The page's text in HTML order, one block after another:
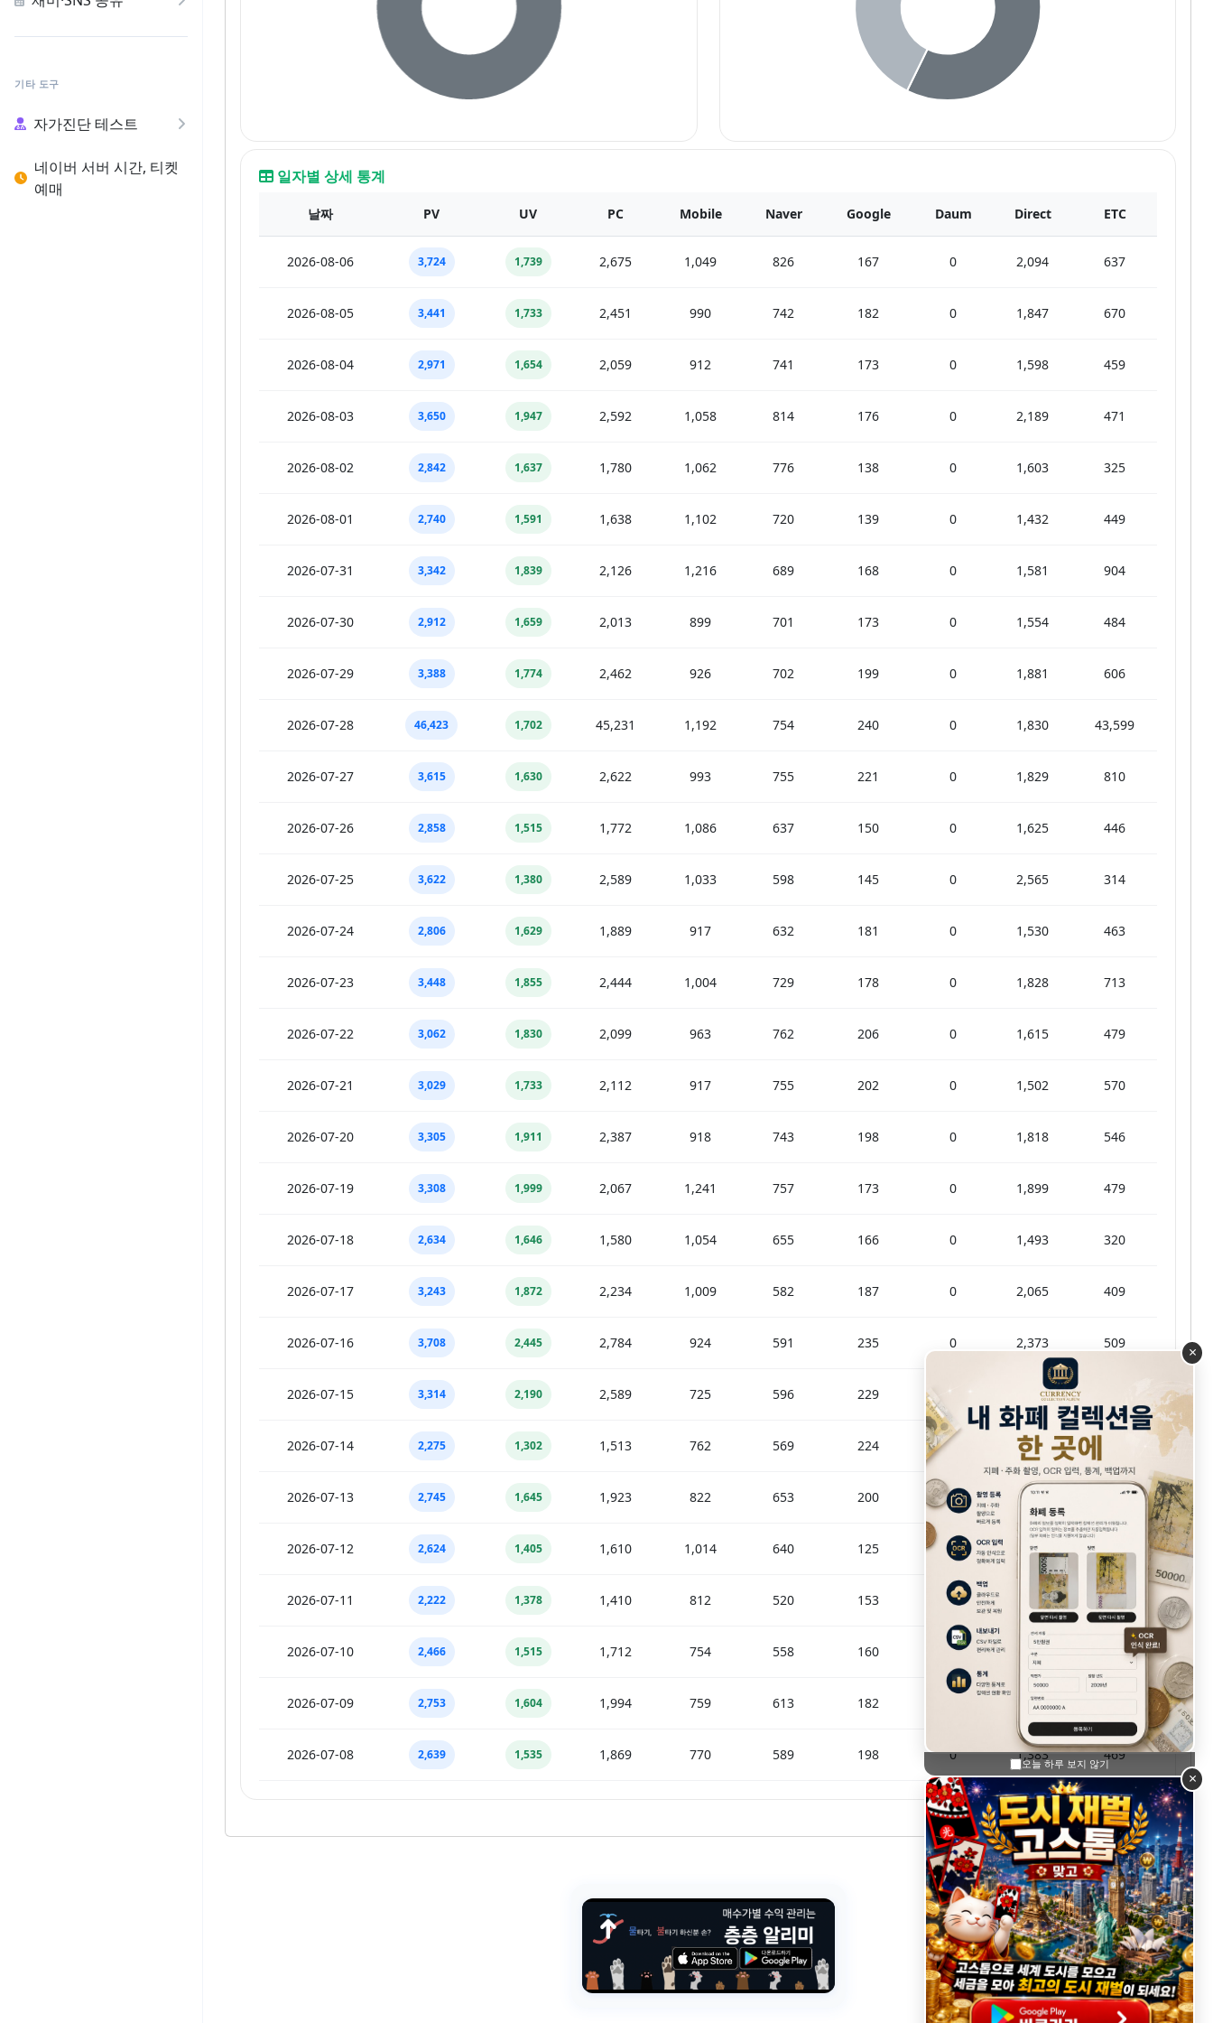
기타 도구
자가진단 테스트
네이버 서버 시간, 티켓
예매
일자별 상세 통계
날짜 PV UV PC Mobile Naver Google Daum Direct ETC
2026-08-06 3,724 1,739 2,675 1,049 826 167 0 2,094 637
2026-08-05 3,441 1,733 2,451 990 742 182 0 1,847 670
2026-08-04 2,971 1,654 2,059 912 741 173 0 1,598 459
2026-08-03 3,650 1,947 2,592 1,058 814 176 0 2,189 471
2026-08-02 2,842 1,637 1,780 1,062 776 138 0 1,603 325
2026-08-01 2,740 1,591 1,638 1,102 720 139 0 1,432 449
2026-07-31 3,342 1,839 2,126 1,216 689 168 0 1,581 904
2026-07-30 2,912 1,659 2,013 899 701 173 0 1,554 484
2026-07-29 3,388 1,774 2,462 926 702 199 0 1,881 606
2026-07-28 46,423 1,702 45,231 1,192 754 240 0 1,830 43,599
2026-07-27 3,615 1,630 2,622 993 755 221 0 1,829 810
2026-07-26 2,858 1,515 1,772 1,086 637 150 0 1,625 446
2026-07-25 3,622 1,380 2,589 1,033 598 145 0 2,565 314
2026-07-24 2,806 1,629 1,889 917 632 181 0 1,530 463
2026-07-23 3,448 1,855 2,444 1,004 729 178 0 1,828 713
2026-07-22 3,062 1,830 2,099 963 762 206 0 1,615 479
2026-07-21 3,029 1,733 2,112 917 755 202 0 1,502 570
2026-07-20 3,305 1,911 2,387 918 743 198 0 1,818 546
2026-07-19 3,308 1,999 2,067 1,241 757 173 0 1,899 479
2026-07-18 2,634 1,646 1,580 1,054 655 166 0 1,493 320
2026-07-17 3,243 1,872 2,234 1,009 582 187 0 2,065 409
2026-07-16 3,708 2,445 2,784 924 591 235 0 2,373 509
2026-07-15 3,314 2,190 2,589 725 596 229 0 2,080
2026-07-14 2,275 1,302 1,513 762 569 224 0 1,061
2026-07-13 2,745 1,645 1,923 822 653 200 0 1,433 459
2026-07-12 2,624 1,405 1,610 1,014 640 125 0 1,645 214
2026-07-11 2,222 1,378 1,410 812 520 153 0 1,299 250
2026-07-10 2,466 1,515 1,712 754 558 160 0 1,385 363
2026-07-09 2,753 1,604 1,994 759 613 182 1,424
2026-07-08 2,639 1,535 1,869 770 589 198 0 1,383 469
×
×
오늘 하루 보지 않기